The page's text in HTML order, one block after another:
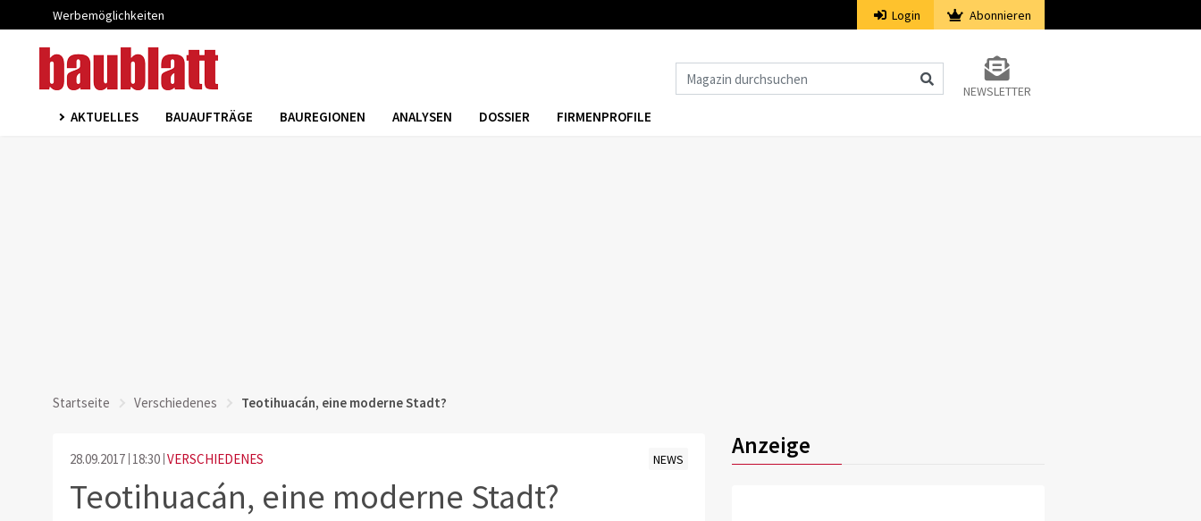
Werbemöglichkeiten Login Abonnieren
NEWSLETTER
AKTUELLES BAUAUFTRÄGE BAUREGIONEN ANALYSEN DOSSIER FIRMENPROFILE
Startseite Verschiedenes Teotihuacán, eine moderne Stadt?
28.09.2017 18:30 VERSCHIEDENES NEWS
Teotihuacán, eine moderne Stadt?
Anzeige